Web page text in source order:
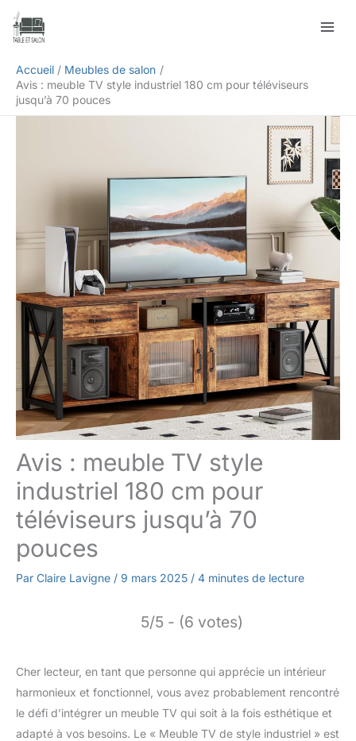
Aller
Accueil
Meubles de salon
Avis : meuble TV style industriel 180 cm pour téléviseurs
jusqu’à 70 pouces
Avis : meuble TV style
industriel 180 cm pour
téléviseurs jusqu’à 70
pouces
Par Claire Lavigne / 9 mars 2025 / 4 minutes de lecture
5/5 - (6 votes)
Cher lecteur, en tant que personne qui apprécie un intérieur
harmonieux et fonctionnel, vous avez probablement rencontré
le défi d’intégrer un meuble TV qui soit à la fois esthétique et
adapté à vos besoins. Le « Meuble TV de style industriel » est
Rechercher